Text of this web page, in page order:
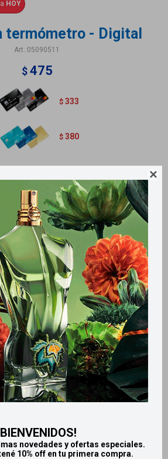

novedades y ofertas especiales.
10% off en tu primera compra.
HOY
termómetro - Digital
05090511
$ 475
$ 333
$ 380
Métodos y costos de envío
Retiros gratuitos en tiendas
que te pueden interesar
LlegaHOY